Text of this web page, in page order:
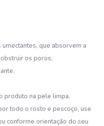
que absorvem a
os poros;
produto na pele limpa.
todo o rosto e pescoço, use
conforme orientação do seu